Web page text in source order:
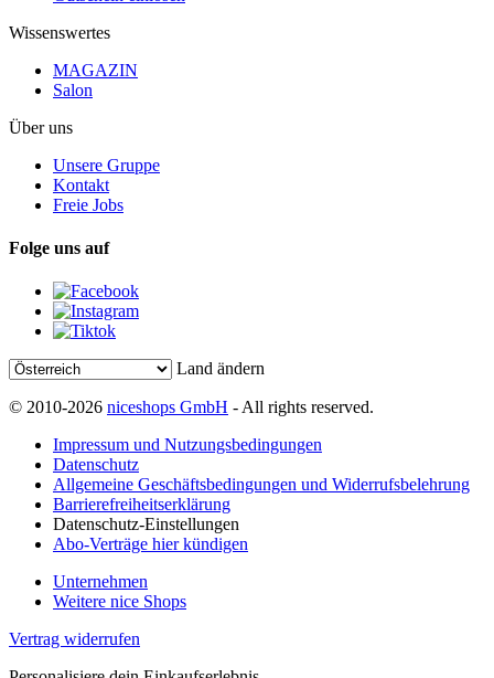
Wissenswertes
MAGAZIN
Salon
Über uns
Unsere Gruppe
Kontakt
Freie Jobs
Folge uns auf
Land ändern
© 2010-2026 niceshops GmbH - All rights reserved.
Impressum und Nutzungsbedingungen
Datenschutz
Allgemeine Geschäftsbedingungen und Widerrufsbelehrung
Barrierefreiheitserklärung
Datenschutz-Einstellungen
Abo-Verträge hier kündigen
Unternehmen
Weitere nice Shops
Vertrag widerrufen